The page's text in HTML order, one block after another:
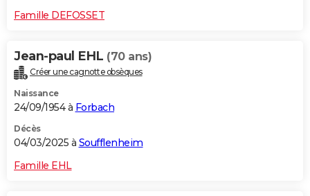
Famille DEFOSSET
Jean-paul EHL (70 ans)
Créer une cagnotte obsèques
Naissance
24/09/1954 à Forbach
Décès
04/03/2025 à Soufflenheim
Famille EHL